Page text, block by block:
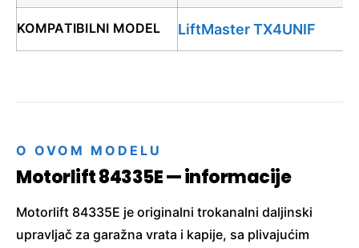
KOMPATIBILNI MODEL LiftMaster TX4UNIF
O OVOM MODELU
Motorlift 84335E — informacije
Motorlift 84335E je originalni trokanalni daljinski
upravljač za garažna vrata i kapije, sa plivajućim